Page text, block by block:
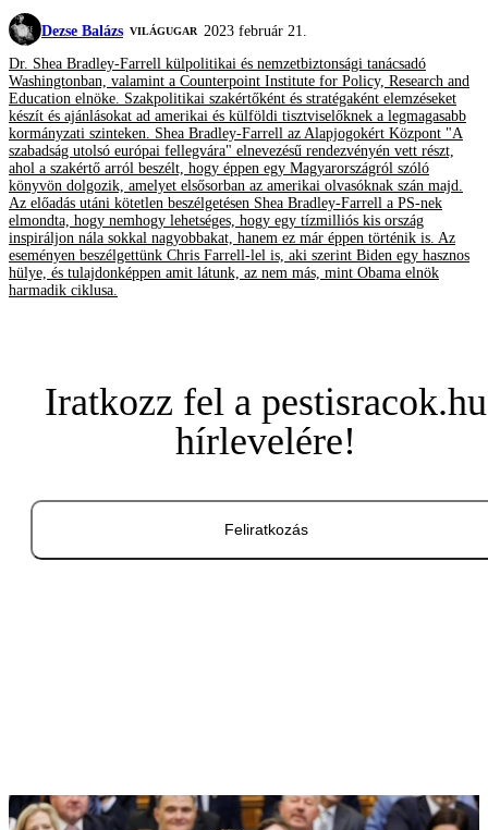
Dezse Balázs VILÁGUGAR 2023 február 21.
Dr. Shea Bradley-Farrell külpolitikai és nemzetbiztonsági tanácsadó
Washingtonban, valamint a Counterpoint Institute for Policy, Research and
Education elnöke. Szakpolitikai szakértőként és stratégaként elemzéseket
készít és ajánlásokat ad amerikai és külföldi tisztviselőknek a legmagasabb
kormányzati szinteken. Shea Bradley-Farrell az Alapjogokért Központ "A
szabadság utolsó európai fellegvára" elnevezésű rendezvényén vett részt,
ahol a szakértő arról beszélt, hogy éppen egy Magyarországról szóló
könyvön dolgozik, amelyet elsősorban az amerikai olvasóknak szán majd.
Az előadás utáni kötetlen beszélgetésen Shea Bradley-Farrell a PS-nek
elmondta, hogy nemhogy lehetséges, hogy egy tízmilliós kis ország
inspiráljon nála sokkal nagyobbakat, hanem ez már éppen történik is. Az
eseményen beszélgettünk Chris Farrell-lel is, aki szerint Biden egy hasznos
hülye, és tulajdonképpen amit látunk, az nem más, mint Obama elnök
harmadik ciklusa.
Iratkozz fel a pestisracok.hu
hírlevelére!
Feliratkozás